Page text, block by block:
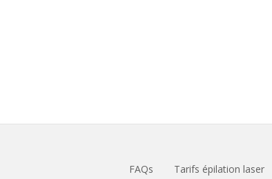
FAQs Tarifs épilation laser